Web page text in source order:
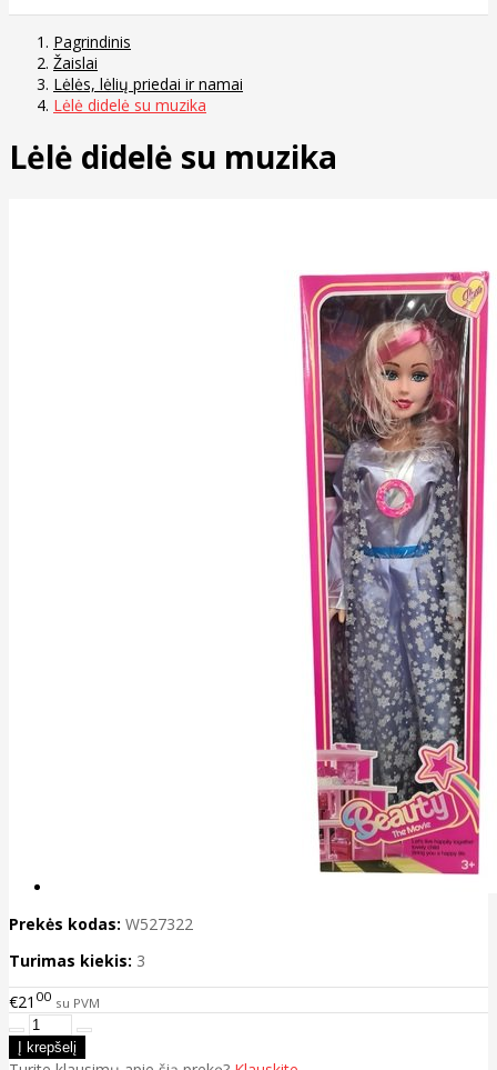
Pagrindinis
Žaislai
Lėlės, lėlių priedai ir namai
Lėlė didelė su muzika
Lėlė didelė su muzika
Prekės kodas: W527322
Turimas kiekis: 3
€21 00 su PVM